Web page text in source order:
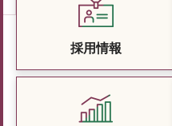
採用情報